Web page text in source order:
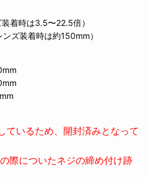
着時は3.5〜22.5倍）
ズ装着時は約150mm）
ているため、開封済みとなって
際についたネジの締め付け跡